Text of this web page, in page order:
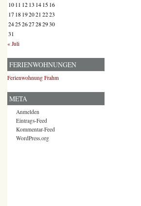
10 11 12 13 14 15 16
17 18 192021 2223
2425 2627 28 2930
31
« Juli
FERIENWOHNUNGEN
Ferienwohnung Frahm
META
Anmelden
Eintrags-Feed
Kommentar-Feed
WordPress.org